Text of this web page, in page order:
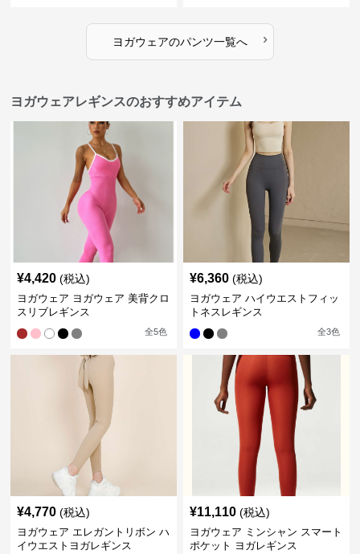
ヨガウェアのパンツ一覧へ ›
ヨガウェアレギンスのおすすめアイテム
¥4,420 (税込)
ヨガウェア ヨガウェア 美背クロ
スリブレギンス
全5色
¥6,360 (税込)
ヨガウェア ハイウエストフィッ
トネスレギンス
全3色
¥4,770 (税込)
ヨガウェア エレガントリボン ハ
イウエストヨガレギンス
¥11,110 (税込)
ヨガウェア ミンシャン スマート
ポケット ヨガレギンス